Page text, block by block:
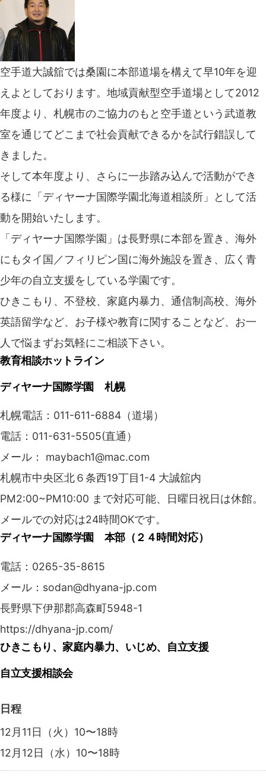
空手道大誠舘では桑園に本部道場を構えて早10年を迎
えよとしております。地域貢献型空手道場として2012
年度より、札幌市のご協力のもと空手道という武道教
室を通じてどこまで社会貢献できるかを試行錯誤して
きました。
そして本年度より、さらに一歩踏み込んで活動ができ
る様に「ディヤーナ国際学園北海道相談所」として活
動を開始いたします。
「ディヤーナ国際学園」は長野県に本部を置き、海外
にもタイ国／フィリピン国に海外施設を置き、広く青
少年の自立支援をしている学園です。
ひきこもり、不登校、家庭内暴力、通信制高校、海外
英語留学など、お子様や教育に関することなど、お一
人で悩まずお気軽にご相談下さい。
教育相談ホットライン
ディヤーナ国際学園 札幌
札幌電話：011-611-6884（道場）
電話：011-631-5505(直通）
メール： maybach1@mac.com
札幌市中央区北６条西19丁目1-4 大誠舘内
PM2:00~PM10:00 まで対応可能、日曜日祝日は休館。
メールでの対応は24時間OKです。
ディヤーナ国際学園 本部（２４時間対応）
電話：0265-35-8615
メール：sodan@dhyana-jp.com
長野県下伊那郡高森町5948-1
https://dhyana-jp.com/
ひきこもり、家庭内暴力、いじめ、自立支援
自立支援相談会
日程
12月11日（火）10〜18時
12月12日（水）10〜18時